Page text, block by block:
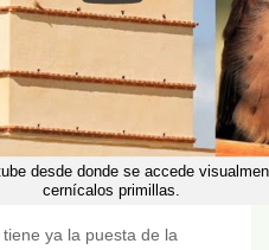
desde donde se accede
cernícalos primillas.
ya la puesta de la